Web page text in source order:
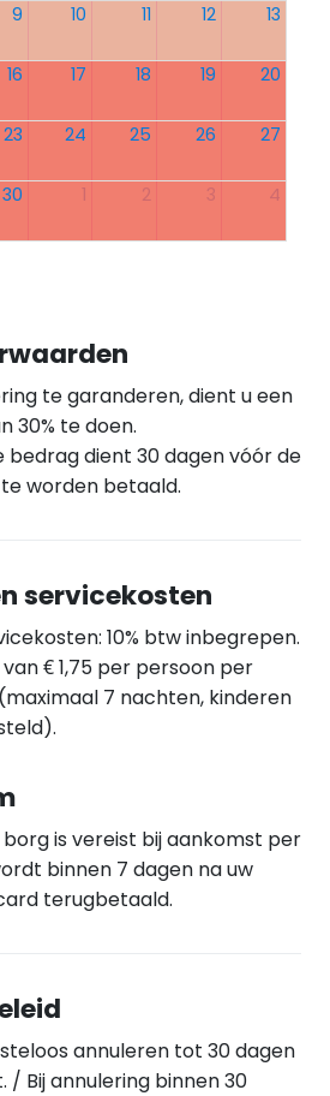
9 10 11 12 13
16 17 18 19 20
23 24 25 26 27
30 1 2 3 4
te garanderen, dient u een
30% te doen.
bedrag dient 30 dagen vóór de
worden betaald.
servicekosten
10% btw inbegrepen.
€ 1,75 per persoon per
7 nachten, kinderen
is vereist bij aankomst per
binnen 7 dagen na uw
terugbetaald.
annuleren tot 30 dagen
/ Bij annulering binnen 30